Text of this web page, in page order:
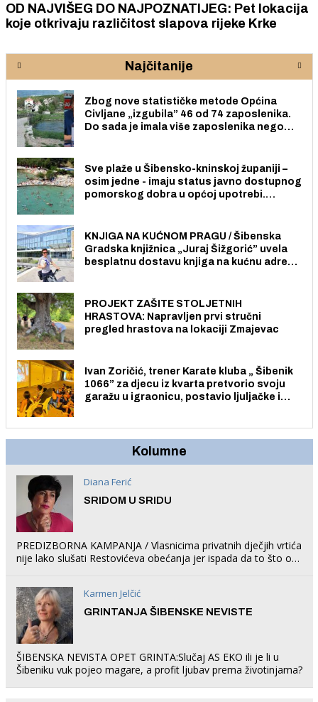
OD NAJVIŠEG DO NAJPOZNATIJEG: Pet lokacija
koje otkrivaju različitost slapova rijeke Krke
Najčitanije
Zbog nove statističke metode Općina
Civljane „izgubila” 46 od 74 zaposlenika.
Do sada je imala više zaposlenika nego
Sve plaže u Šibensko-kninskoj županiji –
osim jedne - imaju status javno dostupnog
pomorskog dobra u općoj upotrebi.
KNJIGA NA KUĆNOM PRAGU / Šibenska
Gradska knjižnica „Juraj Šižgorić” uvela
besplatnu dostavu knjiga na kućnu adresu
PROJEKT ZAŠITE STOLJETNIH
HRASTOVA: Napravljen prvi stručni
pregled hrastova na lokaciji Zmajevac
Ivan Zoričić, trener Karate kluba „ Šibenik
1066” za djecu iz kvarta pretvorio svoju
garažu u igraonicu, postavio ljuljačke i
Kolumne
Diana Ferić
SRIDOM U SRIDU
PREDIZBORNA KAMPANJA / Vlasnicima privatnih dječjih vrtića
nije lako slušati Restovićeva obećanja jer ispada da to što oni
Karmen Jelčić
GRINTANJA ŠIBENSKE NEVISTE
ŠIBENSKA NEVISTA OPET GRINTA:Slučaj AS EKO ili je li u
Šibeniku vuk pojeo magare, a profit ljubav prema životinjama?